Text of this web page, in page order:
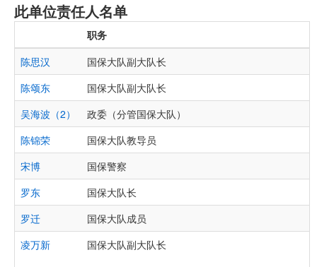
此单位责任人名单
职务
陈思汉
国保大队副大队长
陈颂东
国保大队副大队长
吴海波（2）
政委（分管国保大队）
陈锦荣
国保大队教导员
宋博
国保警察
罗东
国保大队长
罗迁
国保大队成员
凌万新
国保大队副大队长